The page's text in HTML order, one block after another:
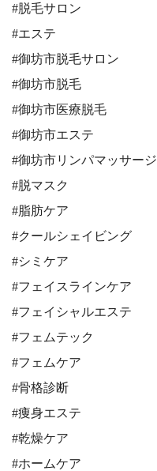
#脱毛サロン
#エステ
#御坊市脱毛サロン
#御坊市脱毛
#御坊市医療脱毛
#御坊市エステ
#御坊市リンパマッサージ
#脱マスク
#脂肪ケア
#クールシェイビング
#シミケア
#フェイスラインケア
#フェイシャルエステ
#フェムテック
#フェムケア
#骨格診断
#痩身エステ
#乾燥ケア
#ホームケア